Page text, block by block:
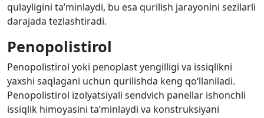
qulayligini ta’minlaydi, bu esa qurilish jarayonini sezilarli
darajada tezlashtiradi.
Penopolistirol
Penopolistirol yoki penoplast yengilligi va issiqlikni
yaxshi saqlagani uchun qurilishda keng qo‘llaniladi.
Penopolistirol izolyatsiyali sendvich panellar ishonchli
issiqlik himoyasini ta’minlaydi va konstruksiyani